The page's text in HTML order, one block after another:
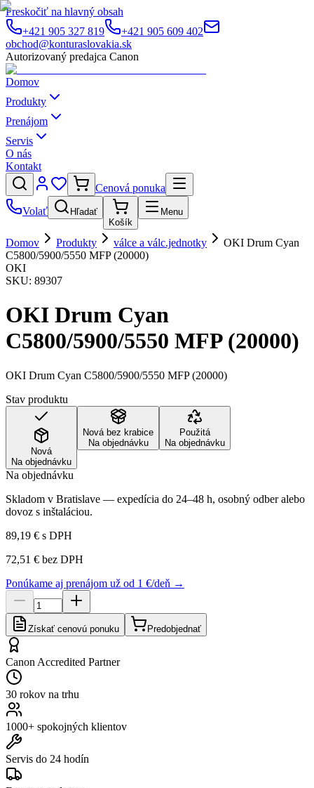
Preskočiť na hlavný obsah
+421 905 327 819
+421 905 609 402
obchod@konturaslovakia.sk
Autorizovaný predajca Canon
Domov
Produkty
Prenájom
Servis
O nás
Kontakt
Cenová ponuka
Volať
Hľadať
Košík
Menu
Domov Produkty válce a válc.jednotky
OKI Drum Cyan
C5800/5900/5550 MFP (20000)
OKI
SKU: 89307
OKI Drum Cyan
C5800/5900/5550 MFP (20000)
OKI Drum Cyan C5800/5900/5550 MFP (20000)
Stav produktu
Nová
Na objednávku
Nová bez krabice
Na objednávku
Použitá
Na objednávku
Na objednávku
Skladom v Bratislave — expedícia do 24–48 h, osobný odber alebo
dovoz s inštaláciou.
89,19 € s DPH
72,51 € bez DPH
Ponúkame aj prenájom už od 1 €/deň →
Získať cenovú ponuku Predobjednať
Canon Accredited Partner
30 rokov na trhu
1000+ spokojných klientov
Servis do 24 hodín